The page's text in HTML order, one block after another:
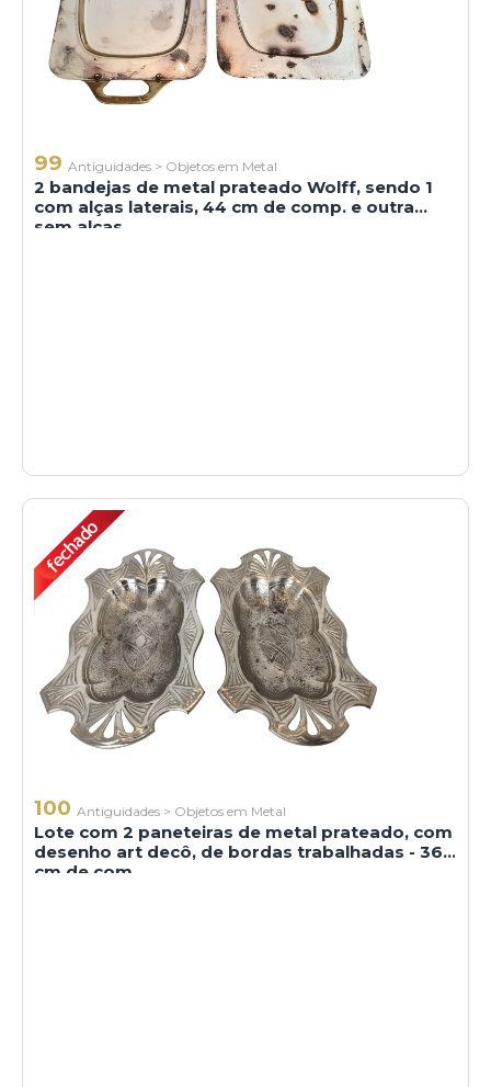
99 Antiguidades > Objetos em Metal
2 bandejas de metal prateado Wolff, sendo 1
com alças laterais, 44 cm de comp. e outra
sem alças,
100 Antiguidades > Objetos em Metal
Lote com 2 paneteiras de metal prateado, com
desenho art decô, de bordas trabalhadas - 36
cm de com